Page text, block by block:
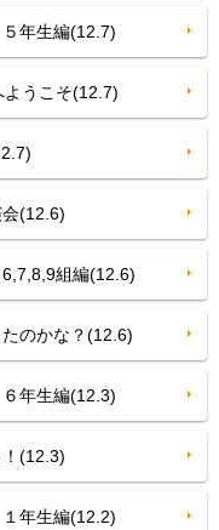
年生編(12.7)
うこそ(12.7)
(12.6)
組編(12.6)
のかな？(12.6)
年生編(12.3)
(12.3)
年生編(12.2)